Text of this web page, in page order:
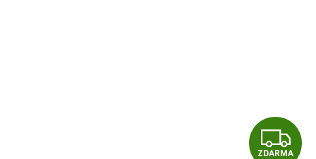
ZDARMA